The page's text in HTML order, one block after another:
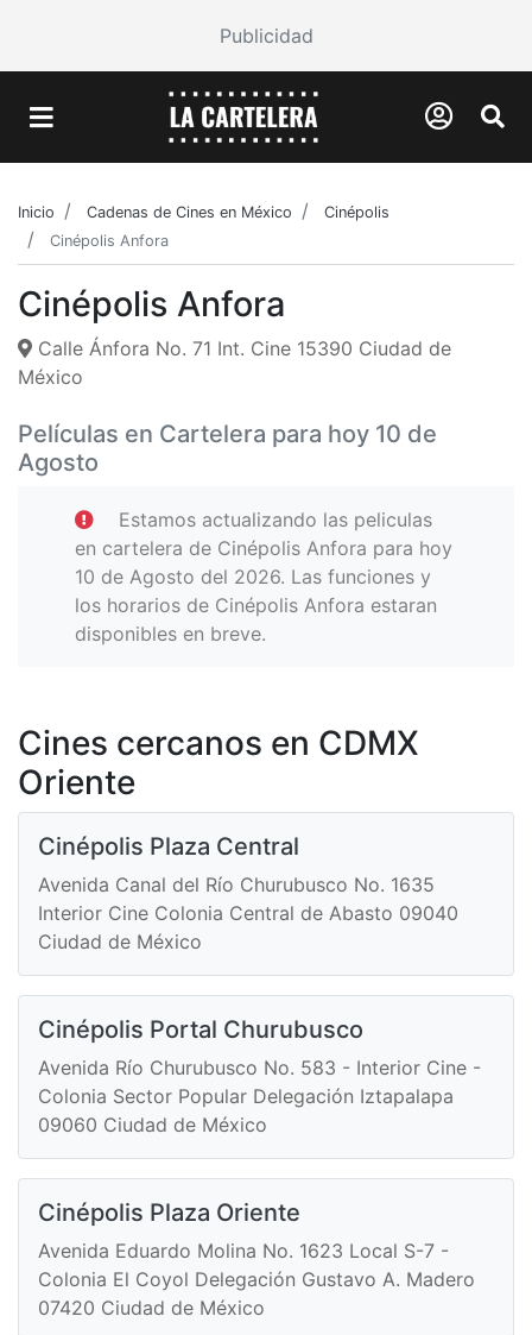
Publicidad
Inicio Cadenas de Cines en México
Cinépolis
Cinépolis Anfora
Cinépolis Anfora
Calle Ánfora No. 71 Int. Cine 15390 Ciudad de
México
Películas en Cartelera para hoy 10 de
Agosto
Estamos actualizando las peliculas
en cartelera de Cinépolis Anfora para hoy
10 de Agosto del 2026. Las funciones y
los horarios de Cinépolis Anfora estaran
disponibles en breve.
Cines cercanos en CDMX
Oriente
Cinépolis Plaza Central
Avenida Canal del Río Churubusco No. 1635
Interior Cine Colonia Central de Abasto 09040
Ciudad de México
Cinépolis Portal Churubusco
Avenida Río Churubusco No. 583 - Interior Cine -
Colonia Sector Popular Delegación Iztapalapa
09060 Ciudad de México
Cinépolis Plaza Oriente
Avenida Eduardo Molina No. 1623 Local S-7 -
Colonia El Coyol Delegación Gustavo A. Madero
07420 Ciudad de México